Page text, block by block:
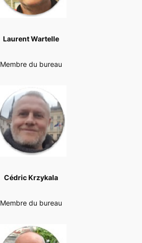
Laurent Wartelle
Membre du bureau
Cédric Krzykala
Membre du bureau